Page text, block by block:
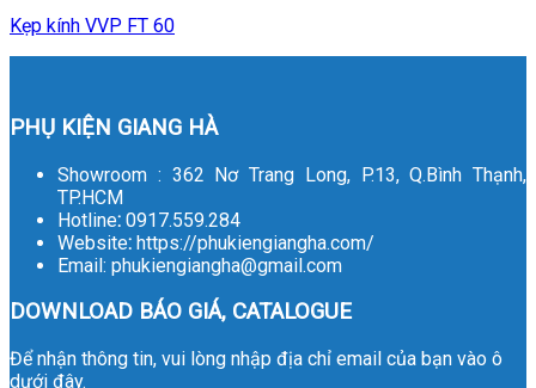
Kẹp kính VVP FT 60
PHỤ KIỆN GIANG HÀ
Showroom : 362 Nơ Trang Long, P.13, Q.Bình Thạnh,
TP.HCM
Hotline: 0917.559.284
Website: https://phukiengiangha.com/
Email: phukiengiangha@gmail.com
DOWNLOAD BÁO GIÁ, CATALOGUE
Để nhận thông tin, vui lòng nhập địa chỉ email của bạn vào ô
dưới đây.